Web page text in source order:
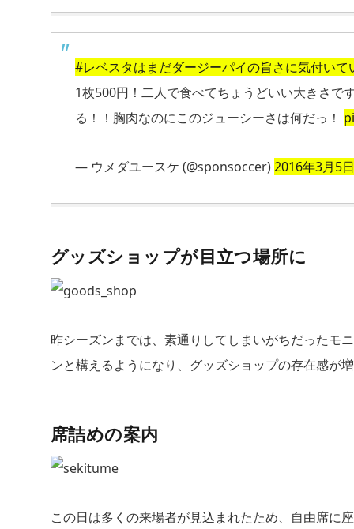
#レベスタはまだダージーパイの旨さに気付いて
1枚500円！二人で食べてちょうどいい大きさで
る！！胸肉なのにこのジューシーさは何だっ！
— ウメダユースケ (@sponsoccer)2016年3月5日
グッズショップが目立つ場所に
昨シーズンまでは、素通りしてしまいがちだったモ
ンと構えるようになり、グッズショップの存在感が
席詰めの案内
この日は多くの来場者が見込まれたため、自由席に